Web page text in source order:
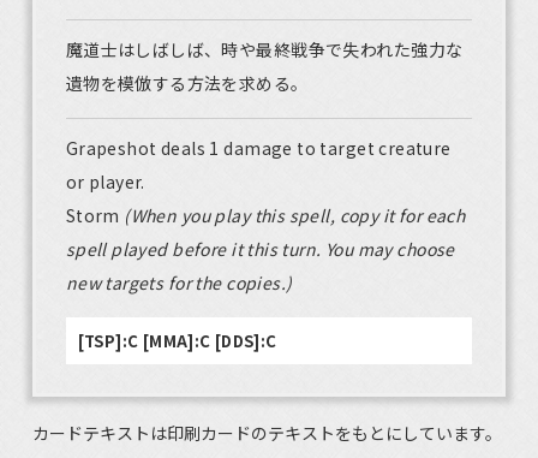
魔道士はしばしば、時や最終戦争で失われた強力な
遺物を模倣する方法を求める。
Grapeshot deals 1 damage to target creature
or player.
Storm (When you play this spell, copy it for each
spell played before it this turn. You may choose
new targets for the copies.)
[TSP]:C [MMA]:C [DDS]:C
カードテキストは印刷カードのテキストをもとにしています。